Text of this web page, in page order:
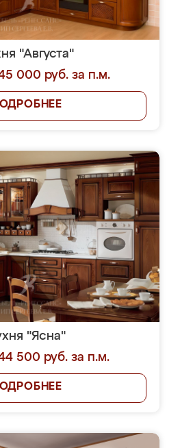
"Августа"
000 руб. за п.м.
"Ясна"
500 руб. за п.м.